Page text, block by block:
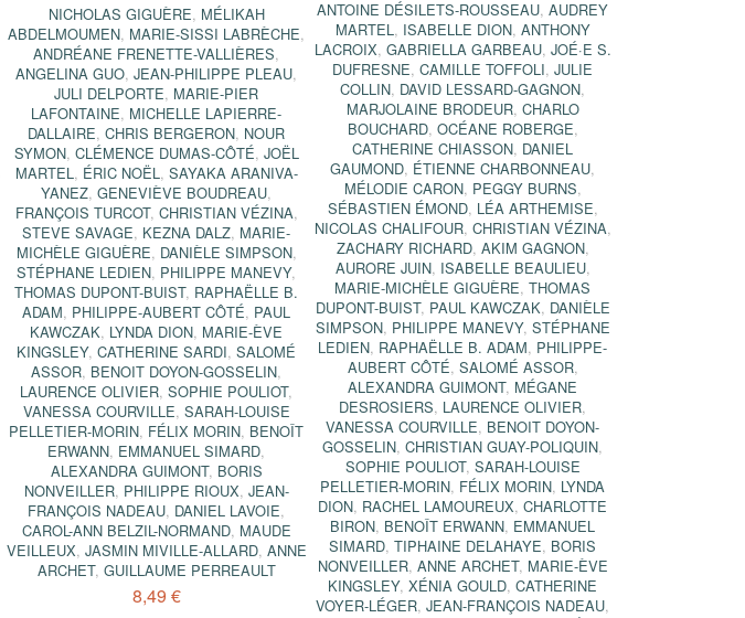
NICHOLAS GIGUÈRE, MÉLIKAH
ABDELMOUMEN, MARIE-SISSI LABRÈCHE,
ANDRÉANE FRENETTE-VALLIÈRES,
ANGELINA GUO,JEAN-PHILIPPE PLEAU,
JULI DELPORTE, MARIE-PIER
LAFONTAINE, MICHELLE LAPIERRE-
DALLAIRE,CHRIS BERGERON, NOUR
SYMON, CLÉMENCE DUMAS-CÔTÉ, JOËL
MARTEL , ÉRIC NOËL , SAYAKA ARANIVA-
YANEZ,GENEVIÈVE BOUDREAU,
FRANÇOIS TURCOT, CHRISTIAN VÉZINA,
STEVE SAVAGE, KEZNA DALZ, MARIE-
MICHÈLE GIGUÈRE, DANIÈLE SIMPSON,
STÉPHANE LEDIEN, PHILIPPE MANEVY,
THOMAS DUPONT-BUIST, RAPHAËLLE B.
ADAM, PHILIPPE-AUBERT CÔTÉ, PAUL
KAWCZAK, LYNDA DION, MARIE-ÈVE
KINGSLEY,CATHERINE SARDI,SALOMÉ
ASSOR, BENOIT DOYON-GOSSELIN,
LAURENCE OLIVIER,SOPHIE POULIOT,
VANESSA COURVILLE, SARAH-LOUISE
PELLETIER-MORIN, FÉLIX MORIN, BENOÎT
ERWANN, EMMANUEL SIMARD,
ALEXANDRA GUIMONT, BORIS
NONVEILLER, PHILIPPE RIOUX, JEAN-
FRANÇOIS NADEAU, DANIEL LAVOIE,
CAROL-ANN BELZIL-NORMAND, MAUDE
VEILLEUX, JASMIN MIVILLE-ALLARD, ANNE
ARCHET, GUILLAUME PERREAULT
8,49 €
ANTOINE DÉSILETS-ROUSSEAU,AUDREY
MARTEL , ISABELLE DION, ANTHONY
LACROIX, GABRIELLA GARBEAU, JOÉ·E S.
DUFRESNE,CAMILLE TOFFOLI,JULIE
COLLIN, DAVID LESSARD-GAGNON,
MARJOLAINE BRODEUR, CHARLO
BOUCHARD, OCÉANE ROBERGE,
CATHERINE CHIASSON, DANIEL
GAUMOND, ÉTIENNE CHARBONNEAU,
MÉLODIE CARON, PEGGY BURNS,
SÉBASTIEN ÉMOND, LÉA ARTHEMISE,
NICOLAS CHALIFOUR, CHRISTIAN VÉZINA,
ZACHARY RICHARD, AKIM GAGNON,
AURORE JUIN, ISABELLE BEAULIEU,
MARIE-MICHÈLE GIGUÈRE,THOMAS
DUPONT-BUIST, PAUL KAWCZAK, DANIÈLE
SIMPSON, PHILIPPE MANEVY, STÉPHANE
LEDIEN, RAPHAËLLE B. ADAM, PHILIPPE-
AUBERT CÔTÉ, SALOMÉ ASSOR,
ALEXANDRA GUIMONT, MÉGANE
DESROSIERS, LAURENCE OLIVIER,
VANESSA COURVILLE, BENOIT DOYON-
GOSSELIN,CHRISTIAN GUAY-POLIQUIN,
SOPHIE POULIOT, SARAH-LOUISE
PELLETIER-MORIN, FÉLIX MORIN, LYNDA
DION, RACHEL LAMOUREUX,CHARLOTTE
BIRON, BENOÎT ERWANN, EMMANUEL
SIMARD,TIPHAINE DELAHAYE, BORIS
NONVEILLER, ANNE ARCHET, MARIE-ÈVE
KINGSLEY,XÉNIA GOULD,CATHERINE
VOYER-LÉGER,JEAN-FRANÇOIS NADEAU,